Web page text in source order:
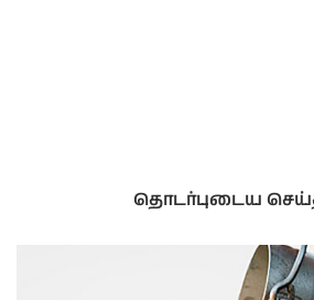
தொடர்புடைய